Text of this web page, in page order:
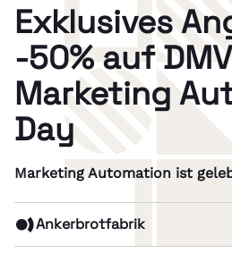
Exklusives
-50% auf
Marketing
Day
Marketing Automation ist
Ankerbrotfabrik